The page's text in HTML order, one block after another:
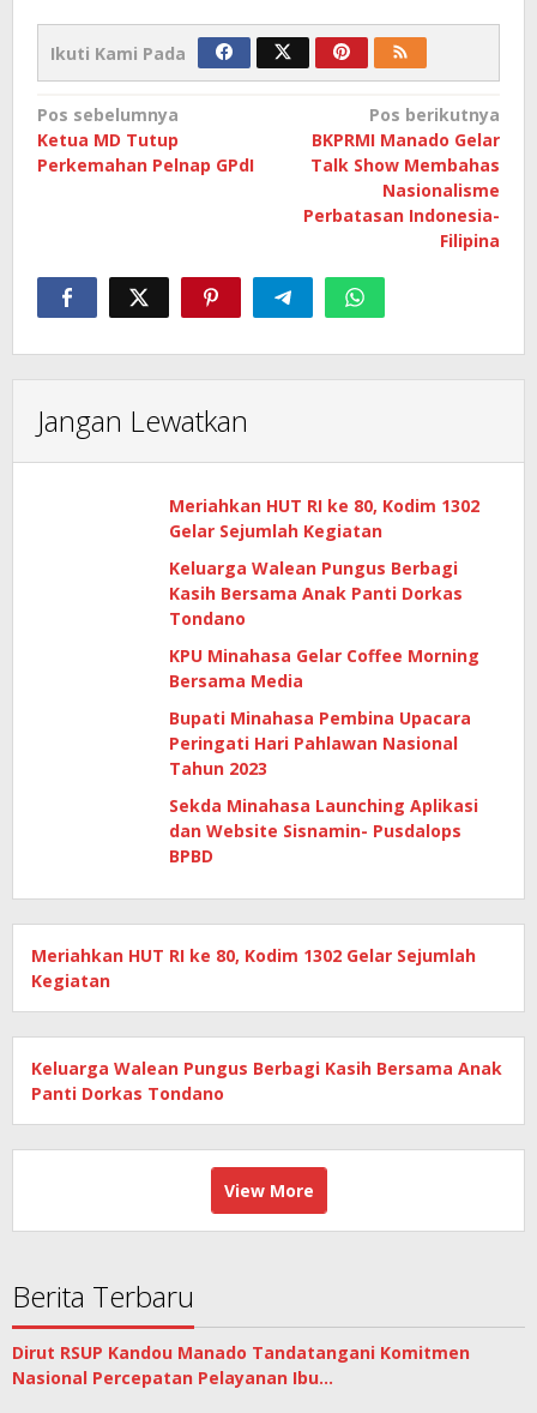
Ikuti Kami Pada
Navigasi
pos
Pos sebelumnya
Ketua MD Tutup
Perkemahan Pelnap GPdI
Pos berikutnya
BKPRMI Manado Gelar
Talk Show Membahas
Nasionalisme
Perbatasan Indonesia-
Filipina
Jangan Lewatkan
Meriahkan HUT RI ke 80, Kodim 1302
Gelar Sejumlah Kegiatan
Keluarga Walean Pungus Berbagi
Kasih Bersama Anak Panti Dorkas
Tondano
KPU Minahasa Gelar Coffee Morning
Bersama Media
Bupati Minahasa Pembina Upacara
Peringati Hari Pahlawan Nasional
Tahun 2023
Sekda Minahasa Launching Aplikasi
dan Website Sisnamin- Pusdalops
BPBD
Meriahkan HUT RI ke 80, Kodim 1302 Gelar Sejumlah
Kegiatan
Keluarga Walean Pungus Berbagi Kasih Bersama Anak
Panti Dorkas Tondano
View More
Berita Terbaru
Dirut RSUP Kandou Manado Tandatangani Komitmen
Nasional Percepatan Pelayanan Ibu…